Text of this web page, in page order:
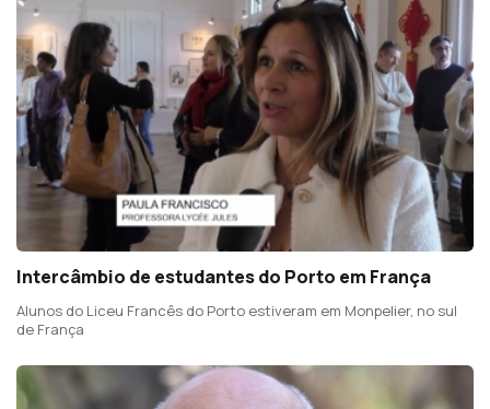
Intercâmbio de estudantes do Porto em França
Alunos do Liceu Francês do Porto estiveram em Monpelier, no sul
de França